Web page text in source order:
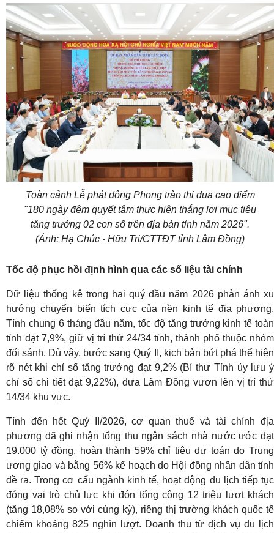
Toàn cảnh Lễ phát động Phong trào thi đua cao điểm
"180 ngày đêm quyết tâm thực hiện thắng lợi mục tiêu
tăng trưởng 02 con số trên địa bàn tỉnh năm 2026".
(Ảnh: Hạ Chúc - Hữu Tri/CTTĐT tỉnh Lâm Đồng)
Tốc độ phục hồi định hình qua các số liệu tài chính
Dữ liệu thống kê trong hai quý đầu năm 2026 phản ánh xu
hướng chuyển biến tích cực của nền kinh tế địa phương.
Tính chung 6 tháng đầu năm, tốc độ tăng trưởng kinh tế toàn
tỉnh đạt 7,9%, giữ vị trí thứ 24/34 tỉnh, thành phố thuộc nhóm
đối sánh. Dù vậy, bước sang Quý II, kịch bản bứt phá thể hiện
rõ nét khi chỉ số tăng trưởng đạt 9,2% (Bí thư Tỉnh ủy lưu ý
chỉ số chi tiết đạt 9,22%), đưa Lâm Đồng vươn lên vị trí thứ
14/34 khu vực.
Tính đến hết Quý II/2026, cơ quan thuế và tài chính địa
phương đã ghi nhận tổng thu ngân sách nhà nước ước đạt
19.000 tỷ đồng, hoàn thành 59% chỉ tiêu dự toán do Trung
ương giao và bằng 56% kế hoạch do Hội đồng nhân dân tỉnh
đề ra. Trong cơ cấu ngành kinh tế, hoạt động du lịch tiếp tục
đóng vai trò chủ lực khi đón tổng cộng 12 triệu lượt khách
(tăng 18,08% so với cùng kỳ), riêng thị trường khách quốc tế
chiếm khoảng 825 nghìn lượt. Doanh thu từ dịch vụ du lịch